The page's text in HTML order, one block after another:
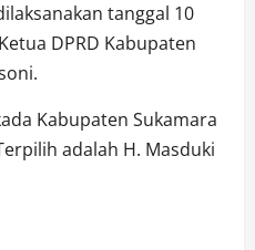
tanggal 10
DPRD Kabupaten
Kabupaten Sukamara
adalah H. Masduki